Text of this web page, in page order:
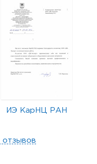
ИЭ КарНЦ РАН
отзывов